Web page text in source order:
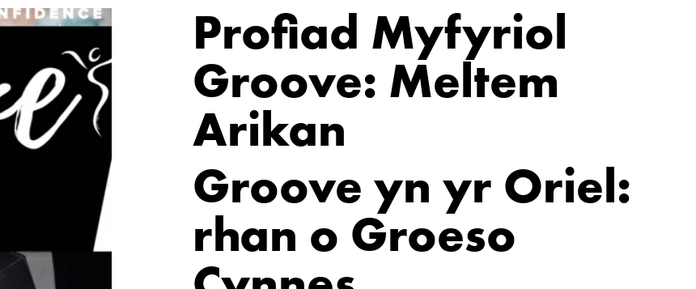
Profiad Myfyriol
Groove: Meltem
Arikan
Groove yn yr Oriel:
rhan o Groeso